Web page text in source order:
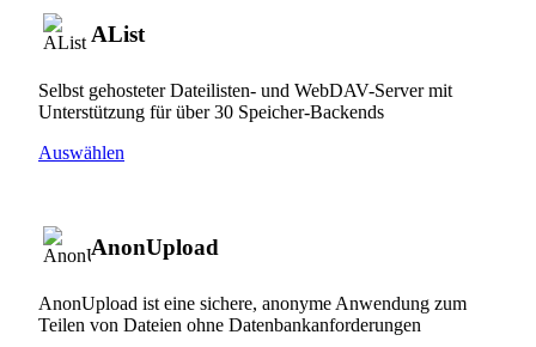
AList
Selbst gehosteter Dateilisten- und WebDAV-Server mit
Unterstützung für über 30 Speicher-Backends
Auswählen
AnonUpload
AnonUpload ist eine sichere, anonyme Anwendung zum
Teilen von Dateien ohne Datenbankanforderungen